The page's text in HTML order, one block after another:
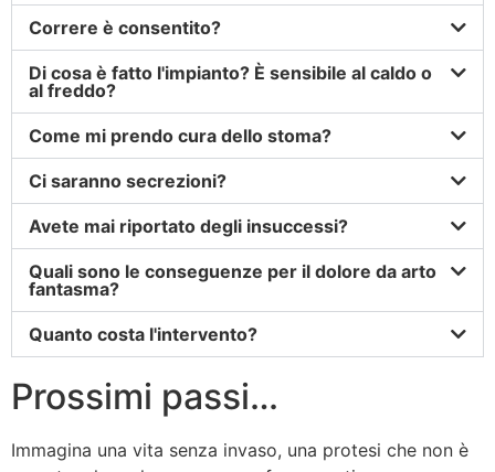
Correre è consentito?
Di cosa è fatto l'impianto? È sensibile al caldo o
al freddo?
Come mi prendo cura dello stoma?
Ci saranno secrezioni?
Avete mai riportato degli insuccessi?
Quali sono le conseguenze per il dolore da arto
fantasma?
Quanto costa l'intervento?
Prossimi passi…
Immagina una vita senza invaso, una protesi che non è